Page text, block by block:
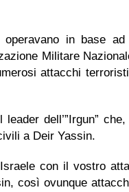
in base
Militare
attacchi
dell’”Irgun”
a Deir Yassin.
con il vostro
così ovunque